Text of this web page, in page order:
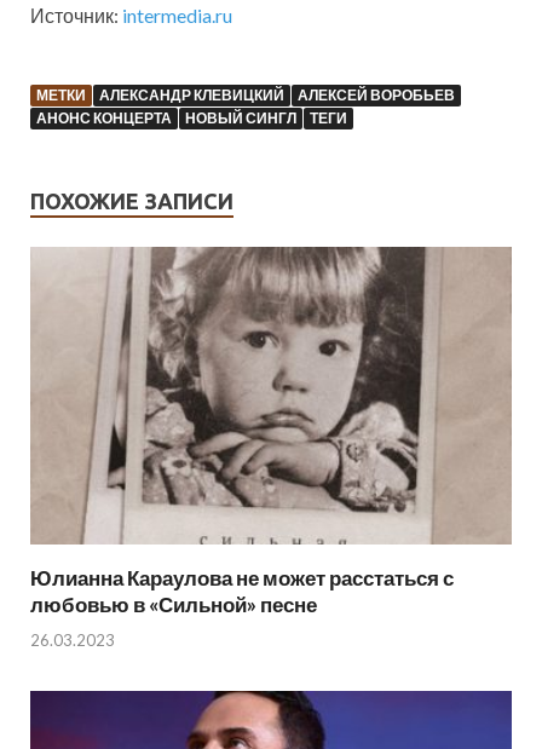
Источник: intermedia.ru
МЕТКИ АЛЕКСАНДР КЛЕВИЦКИЙ
АЛЕКСЕЙ ВОРОБЬЕВ
АНОНС КОНЦЕРТА
НОВЫЙ СИНГЛ ТЕГИ
ПОХОЖИЕ ЗАПИСИ
Юлианна Караулова не может расстаться с
любовью в «Сильной» песне
26.03.2023